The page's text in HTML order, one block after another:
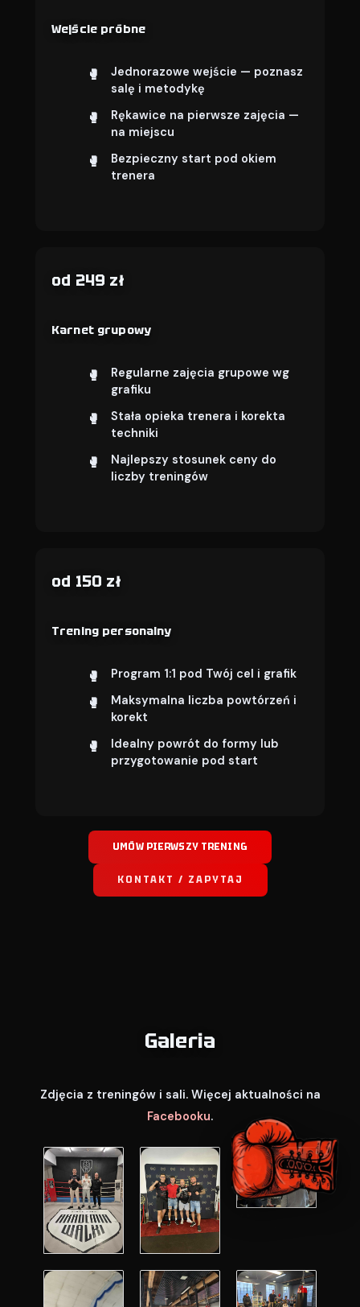
Wejście próbne
Jednorazowe wejście — poznasz
salę i metodykę
Rękawice na pierwsze zajęcia —
na miejscu
Bezpieczny start pod okiem
trenera
od 249 zł
Karnet grupowy
Regularne zajęcia grupowe wg
grafiku
Stała opieka trenera i korekta
techniki
Najlepszy stosunek ceny do
liczby treningów
od 150 zł
Trening personalny
Program 1:1 pod Twój cel i grafik
Maksymalna liczba powtórzeń i
korekt
Idealny powrót do formy lub
przygotowanie pod start
UMÓW PIERWSZY TRENING
KONTAKT / ZAPYTAJ
Galeria
Zdjęcia z treningów i sali. Więcej aktualności na
Facebooku.